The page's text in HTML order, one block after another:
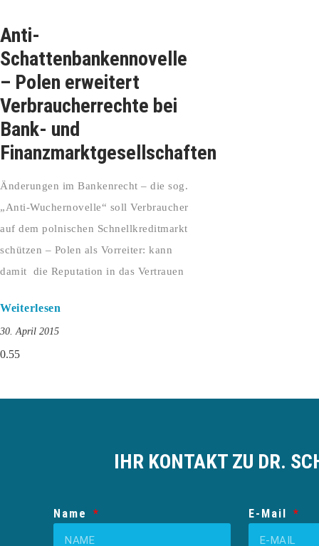
Anti-
Schattenbankennovelle
– Polen erweitert
Verbraucherrechte bei
Bank- und
Finanzmarktgesellschaften
Änderungen im Bankenrecht – die sog.
„Anti-Wuchernovelle“ soll Verbraucher
auf dem polnischen Schnellkreditmarkt
schützen – Polen als Vorreiter: kann
damit die Reputation in das Vertrauen
Weiterlesen
30. April 2015
IHR KONTAKT ZU DR.
Name E-Mail